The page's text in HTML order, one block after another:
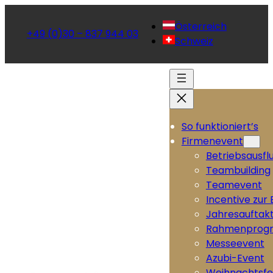
+49 (0)30 – 837 944 03
Österreich
Schweiz
So funktioniert’s
Firmenevent
Teambuilding
Teamevent
Incentive zur
Messeevent
Azubi-Event